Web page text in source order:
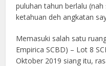
puluhan tahun berlalu
ketahuan deh angkatan
Memasuki salah satu
Empirica SCBD) – Lot 8
Oktober 2019 siang itu,